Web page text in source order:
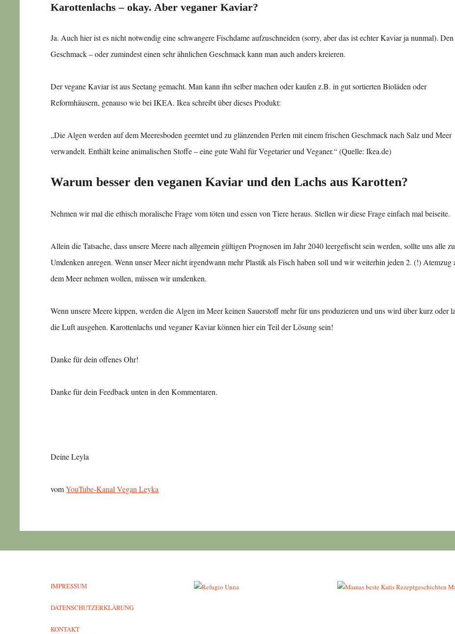
Karottenlachs – okay. Aber veganer Kaviar?
Ja. Auch hier ist es nicht notwendig eine schwangere Fischdame aufzuschneiden (sorry, aber das ist echter Kaviar ja nunmal). Den
Geschmack – oder zumindest einen sehr ähnlichen Geschmack kann man auch anders kreieren.
Der vegane Kaviar ist aus Seetang gemacht. Man kann ihn selber machen oder kaufen z.B. in gut sortierten Bioläden oder
Reformhäusern, genauso wie bei IKEA. Ikea schreibt über dieses Produkt:
„Die Algen werden auf dem Meeresboden geerntet und zu glänzenden Perlen mit einem frischen Geschmack nach Salz und Meer
verwandelt. Enthält keine animalischen Stoffe – eine gute Wahl für Vegetarier und Veganer.“ (Quelle: Ikea.de)
Warum besser den veganen Kaviar und den Lachs aus Karotten?
Nehmen wir mal die ethisch moralische Frage vom töten und essen von Tiere heraus. Stellen wir diese Frage einfach mal beiseite.
Allein die Tatsache, dass unsere Meere nach allgemein gültigen Prognosen im Jahr 2040 leergefischt sein werden, sollte uns alle
Umdenken anregen. Wenn unser Meer nicht irgendwann mehr Plastik als Fisch haben soll und wir weiterhin jeden 2. (!) Atemzug
dem Meer nehmen wollen, müssen wir umdenken.
Wenn unsere Meere kippen, werden die Algen im Meer keinen Sauerstoff mehr für uns produzieren und uns wird über kurz oder
die Luft ausgehen. Karottenlachs und veganer Kaviar können hier ein Teil der Lösung sein!
Danke für dein offenes Ohr!
Danke für dein Feedback unten in den Kommentaren.
Deine Leyla
vomYouTube-Kanal Vegan Leyka
IMPRESSUM
DATENSCHUTZERKLÄRUNG
KONTAKT